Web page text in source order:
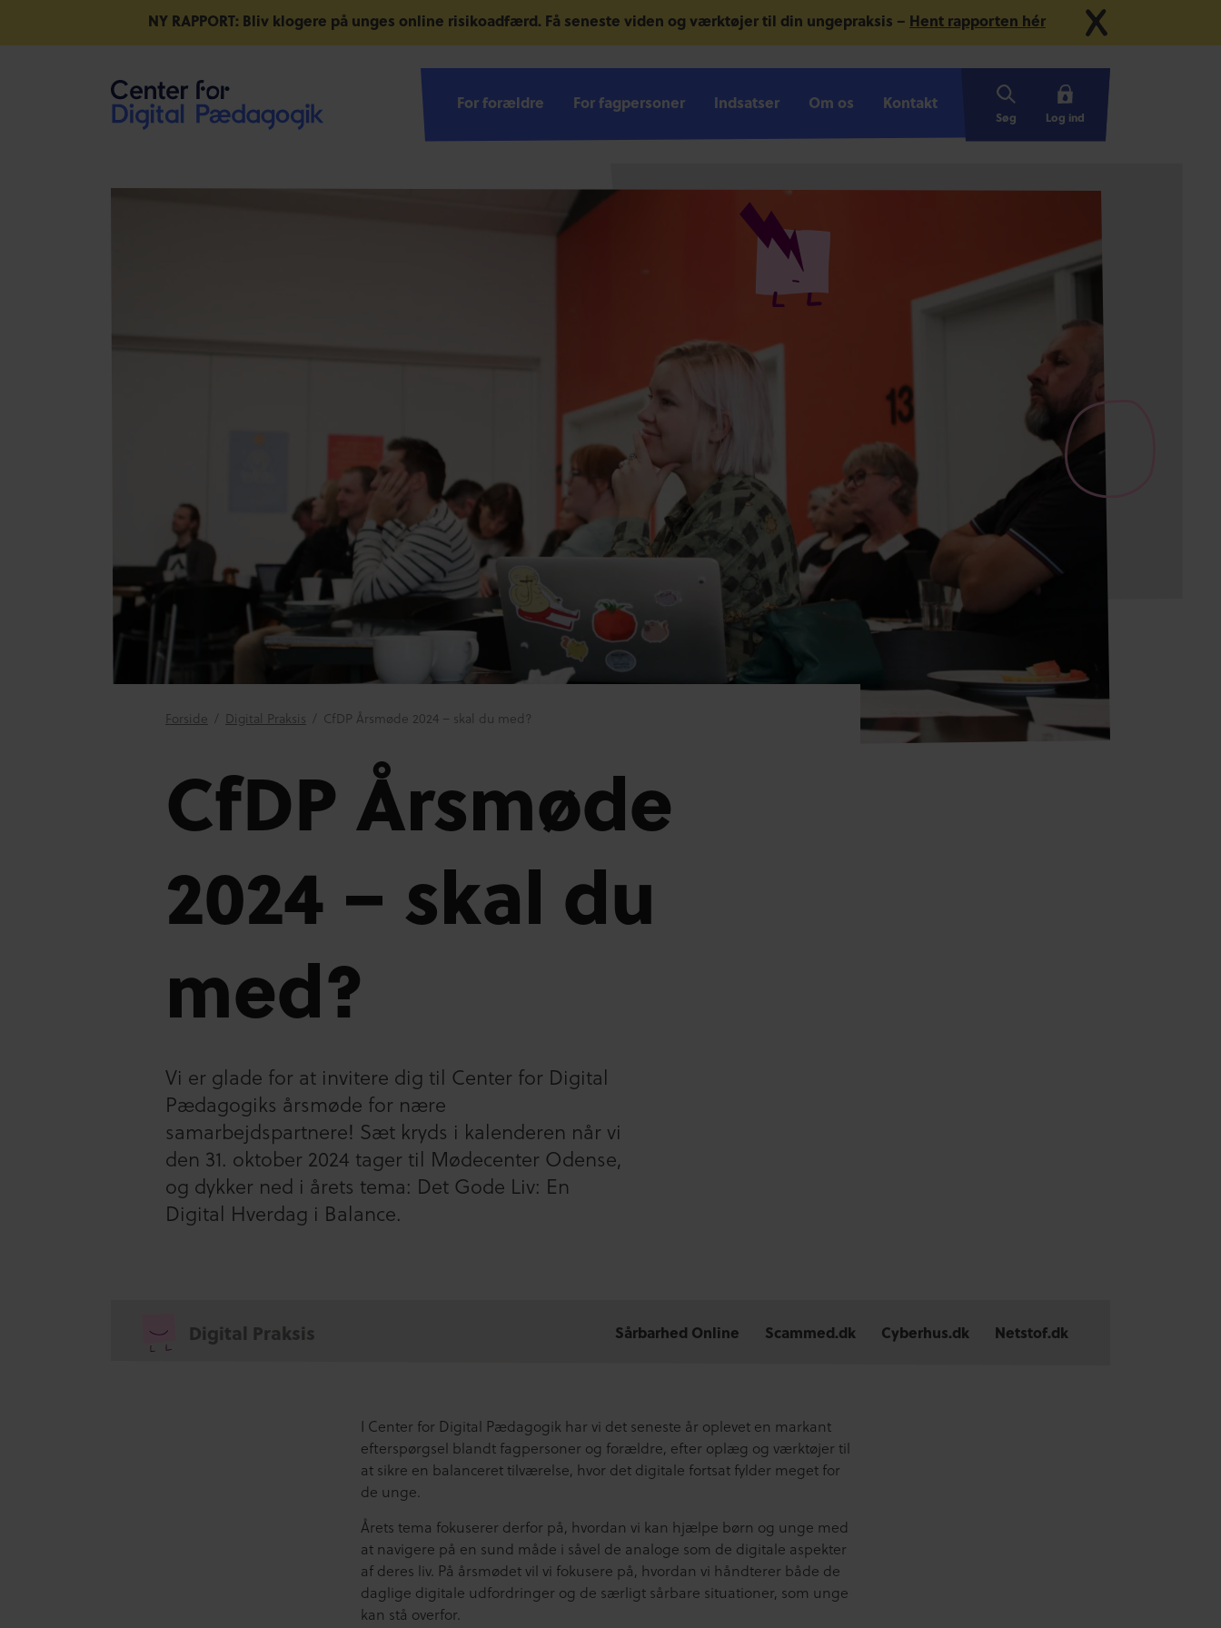
For forældre
For forældre For fagpersoner
For fagpersoner Indsatser
Indsatser Om os
Om os Kontakt
Kontakt
Søg Log ind
NY RAPPORT: Bliv klogere på unges online risikoadfærd. Få seneste viden og værktøjer til din ungepraksis – Hent rapporten hér
Forside / Digital Praksis / CfDP Årsmøde 2024 – skal du med?
CfDP Årsmøde
2024 – skal du
med?
Vi er glade for at invitere dig til Center for Digital
Pædagogiks årsmøde for nære
samarbejdspartnere! Sæt kryds i kalenderen når vi
den 31. oktober 2024 tager til Mødecenter Odense,
og dykker ned i årets tema: Det Gode Liv: En
Digital Hverdag i Balance.
Digital Praksis Sårbarhed Online
Sårbarhed Online Scammed.dk
Scammed.dk Cyberhus.dk
Cyberhus.dk Netstof.dk
Netstof.dk
I Center for Digital Pædagogik har vi det seneste år oplevet en markant
efterspørgsel blandt fagpersoner og forældre, efter oplæg og værktøjer til
at sikre en balanceret tilværelse, hvor det digitale fortsat fylder meget for
de unge.
Årets tema fokuserer derfor på, hvordan vi kan hjælpe børn og unge med
at navigere på en sund måde i såvel de analoge som de digitale aspekter
af deres liv. På årsmødet vil vi fokusere på, hvordan vi håndterer både de
daglige digitale udfordringer og de særligt sårbare situationer, som unge
kan stå overfor.